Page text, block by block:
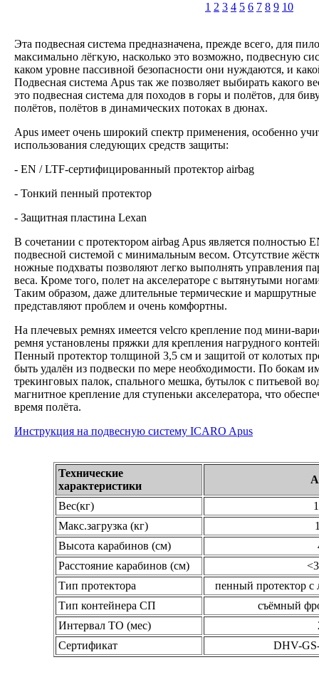
1 2 3 4 5 6 7 8 9 10
Эта подвесная система предназначена, прежде всего, для
максимально лёгкую, насколько это возможно, подвесную
каком уровне пассивной безопасности они нуждаются, и
Подвесная система Apus так же позволяет выбирать какого
это подвесная система для походов в горы и полётов, для
полётов, полётов в динамических потоках в дюнах.
Apus имеет очень широкий спектр применения, особенно
использования следующих средств защиты:
- EN / LTF-сертифицированный протектор airbag
- Тонкий пенный протектор
- Защитная пластина Lexan
В сочетании с протектором airbag Apus является полностью
подвесной системой с минимальным весом. Отсутствие
ножные подхваты позволяют легко выполнять управления
веса. Кроме того, полет на акселераторе с вытянутыми
Таким образом, даже длительные термические и маршрутные
представляют проблем и очень комфортны.
На плечевых ремнях имеется velcro крепление под мини-
ремня установлены пряжки для крепления нагрудного
Пенный протектор толщиной 3,5 см и защитой от колотых
быть удалён из подвески по мере необходимости. По бокам
трекинговых палок, спального мешка, бутылок с питьевой
магнитное крепление для ступеньки акселератора, что
время полёта.
Инструкция на подвесную систему ICARO Apus
Технические
характеристики
Вес(кг)
Макс.загрузка (кг)
Высота карабинов (см)
Расстояние карабинов (см)
Тип протектора
пенный протектор
Тип контейнера СП
съёмный
Интервал ТО (мес)
Сертификат
DHV-